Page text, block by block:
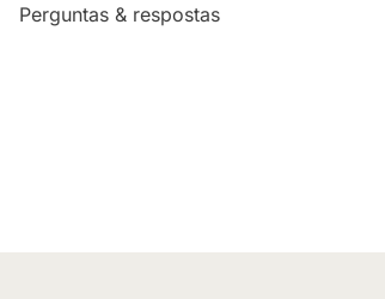
Perguntas & respostas